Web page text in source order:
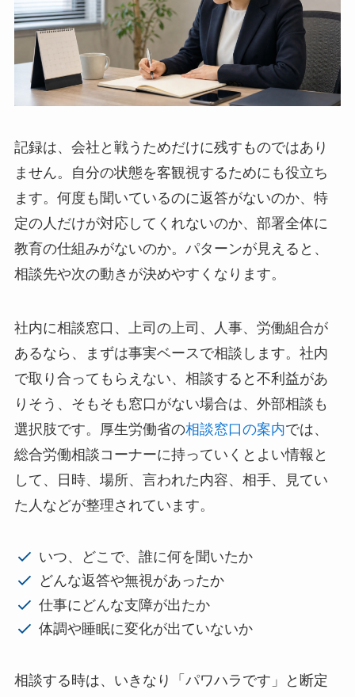
記録は、会社と戦うためだけに残すものではあり
ません。自分の状態を客観視するためにも役立ち
ます。何度も聞いているのに返答がないのか、特
定の人だけが対応してくれないのか、部署全体に
教育の仕組みがないのか。パターンが見えると、
相談先や次の動きが決めやすくなります。
社内に相談窓口、上司の上司、人事、労働組合が
あるなら、まずは事実ベースで相談します。社内
で取り合ってもらえない、相談すると不利益があ
りそう、そもそも窓口がない場合は、外部相談も
選択肢です。厚生労働省の相談窓口の案内では、
総合労働相談コーナーに持っていくとよい情報と
して、日時、場所、言われた内容、相手、見てい
た人などが整理されています。
いつ、どこで、誰に何を聞いたか
どんな返答や無視があったか
仕事にどんな支障が出たか
体調や睡眠に変化が出ていないか
相談する時は、いきなり「パワハラです」と断定